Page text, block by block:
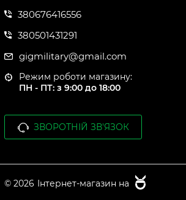
380676416556
380501431291
gigmilitary@gmail.com
Режим роботи магазину:
ПН - ПТ: з 9:00 до 18:00
ЗВОРОТНІЙ ЗВ'ЯЗОК
© 2026 Інтернет-магазин на